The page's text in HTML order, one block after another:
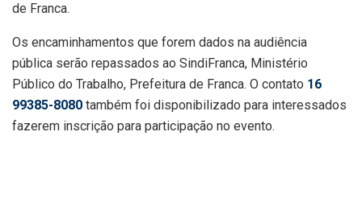
de Franca.
Os encaminhamentos que forem dados na audiência
pública serão repassados ao SindiFranca, Ministério
Público do Trabalho, Prefeitura de Franca. O contato 16
99385-8080 também foi disponibilizado para interessados
fazerem inscrição para participação no evento.